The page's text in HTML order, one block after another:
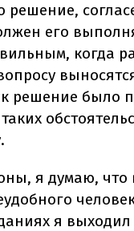
решение,
его
когда
решение было
я думаю,
я выходил